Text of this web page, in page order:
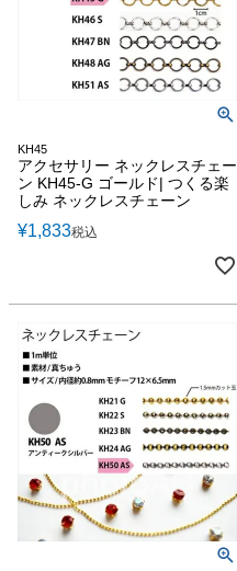
KH45
アクセサリー ネックレスチェー
ン KH45-G ゴールド| つくる楽
しみ ネックレスチェーン
¥1,833税込